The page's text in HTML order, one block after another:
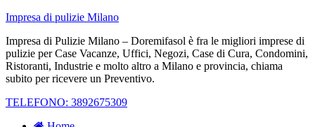
Impresa di pulizie Milano
Impresa di Pulizie Milano – Doremifasol è fra le migliori imprese di
pulizie per Case Vacanze, Uffici, Negozi, Case di Cura, Condomini,
Ristoranti, Industrie e molto altro a Milano e provincia, chiama
subito per ricevere un Preventivo.
TELEFONO: 3892675309